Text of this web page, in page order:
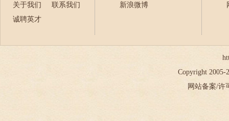
关于我们
联系我们
诚聘英才
新浪微博
Copyright 2005-
网站备案/许